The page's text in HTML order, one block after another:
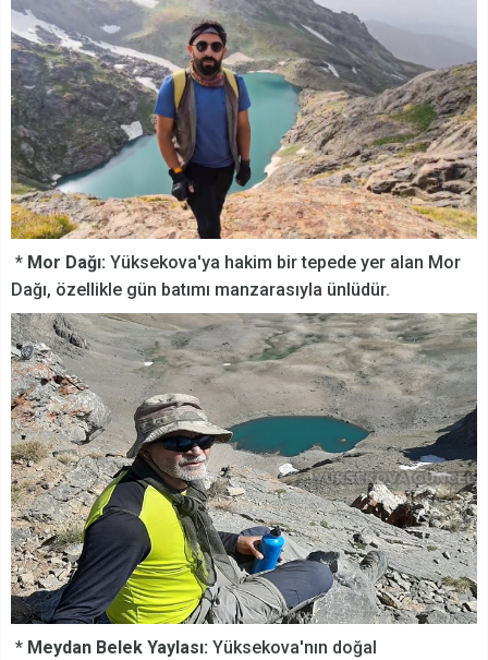
* Mor Dağı: Yüksekova'ya hakim bir tepede yer alan Mor
Dağı, özellikle gün batımı manzarasıyla ünlüdür.
* Meydan Belek Yaylası: Yüksekova'nın doğal